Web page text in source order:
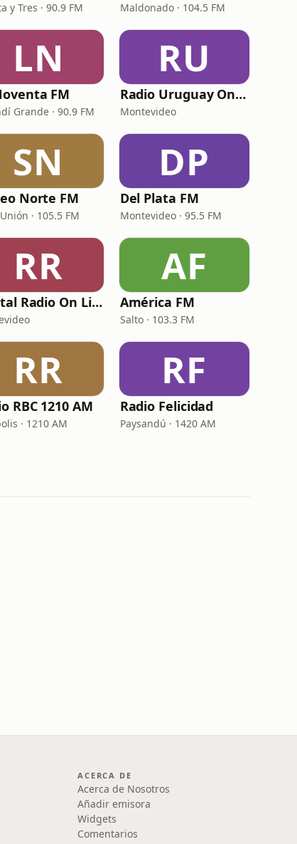
y Tres · 90.9 FM Maldonado · 104.5 FM
LN
FM
Grande · 90.9 FM
RU
Radio Uruguay OnLine
Montevideo
SN
Norte FM
· 105.5 FM
DP
Del Plata FM
Montevideo · 95.5 FM
RR
Recital Radio On Line
AF
América FM
Salto · 103.3 FM
RR
RBC 1210 AM
· 1210 AM
RF
Radio Felicidad
Paysandú · 1420 AM
ACERCA DE
Acerca de Nosotros
Añadir emisora
Widgets
Comentarios